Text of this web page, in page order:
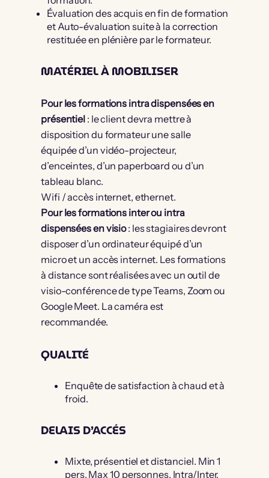
Évaluation des acquis en fin de formation
et Auto-évaluation suite à la correction
restituée en plénière par le formateur.
MATÉRIEL À MOBILISER
Pour les formations intra dispensées en
présentiel : le client devra mettre à
disposition du formateur une salle
équipée d’un vidéo-projecteur,
d’enceintes, d’un paperboard ou d’un
tableau blanc.
Wifi / accès internet, ethernet.
Pour les formations inter ou intra
dispensées en visio: les stagiaires devront
disposer d’un ordinateur équipé d’un
micro et un accès internet. Les formations
à distance sont réalisées avec un outil de
visio-conférence de type Teams, Zoom ou
Google Meet. La caméra est
recommandée.
QUALITÉ
Enquête de satisfaction à chaud et à
froid.
DELAIS D’ACCÉS
Mixte, présentiel et distanciel. Min 1
pers, Max 10 personnes. Intra/Inter.